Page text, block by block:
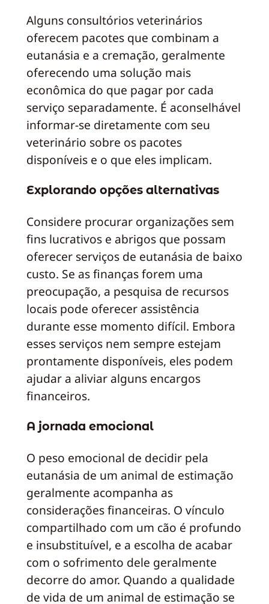
Alguns consultórios veterinários
oferecem pacotes que combinam a
eutanásia e a cremação, geralmente
oferecendo uma solução mais
econômica do que pagar por cada
serviço separadamente. É aconselhável
informar-se diretamente com seu
veterinário sobre os pacotes
disponíveis e o que eles implicam.
Explorando opções alternativas
Considere procurar organizações sem
fins lucrativos e abrigos que possam
oferecer serviços de eutanásia de baixo
custo. Se as finanças forem uma
preocupação, a pesquisa de recursos
locais pode oferecer assistência
durante esse momento difícil. Embora
esses serviços nem sempre estejam
prontamente disponíveis, eles podem
ajudar a aliviar alguns encargos
financeiros.
A jornada emocional
O peso emocional de decidir pela
eutanásia de um animal de estimação
geralmente acompanha as
considerações financeiras. O vínculo
compartilhado com um cão é profundo
e insubstituível, e a escolha de acabar
com o sofrimento dele geralmente
decorre do amor. Quando a qualidade
de vida de um animal de estimação se